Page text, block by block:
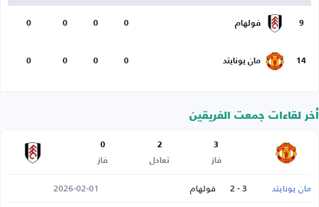
9 فولهام 0
0
0
0
14 مان يونايتد 0
0
0
0
أخر لقاءات جمعت الفريقين
3
فاز
2
تعادل
0
فاز
مان يونايتد 3 - 2 فولهام
2026-02-01